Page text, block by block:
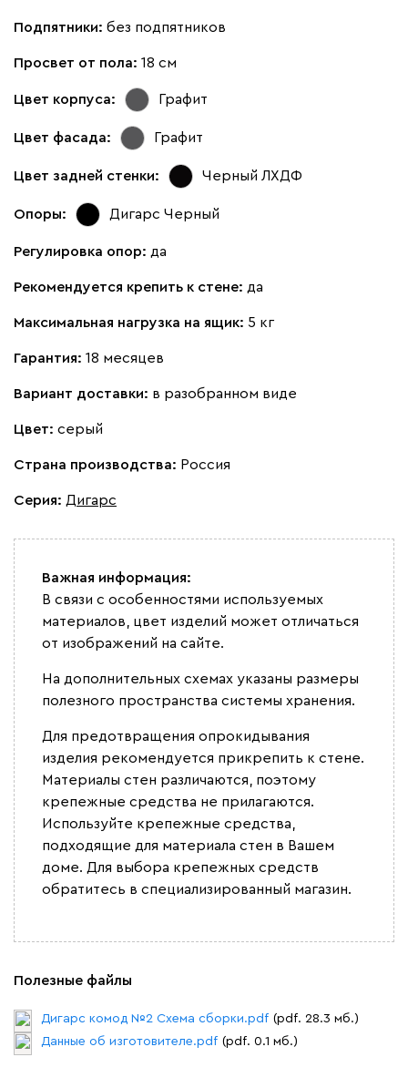
Подпятники: без подпятников
Просвет от пола: 18 см
Цвет корпуса: Графит
Цвет фасада: Графит
Цвет задней стенки: Черный ЛХДФ
Опоры: Дигарс Черный
Регулировка опор: да
Рекомендуется крепить к стене: да
Максимальная нагрузка на ящик: 5 кг
Гарантия: 18 месяцев
Вариант доставки: в разобранном виде
Цвет: серый
Страна производства: Россия
Серия: Дигарс
Важная информация:
В связи с особенностями используемых
материалов, цвет изделий может отличаться
от изображений на сайте.
На дополнительных схемах указаны размеры
полезного пространства системы хранения.
Для предотвращения опрокидывания
изделия рекомендуется прикрепить к стене.
Материалы стен различаются, поэтому
крепежные средства не прилагаются.
Используйте крепежные средства,
подходящие для материала стен в Вашем
доме. Для выбора крепежных средств
обратитесь в специализированный магазин.
Полезные файлы
Дигарс комод №2 Схема сборки.pdf (pdf. 28.3 мб.)
Данные об изготовителе.pdf (pdf. 0.1 мб.)